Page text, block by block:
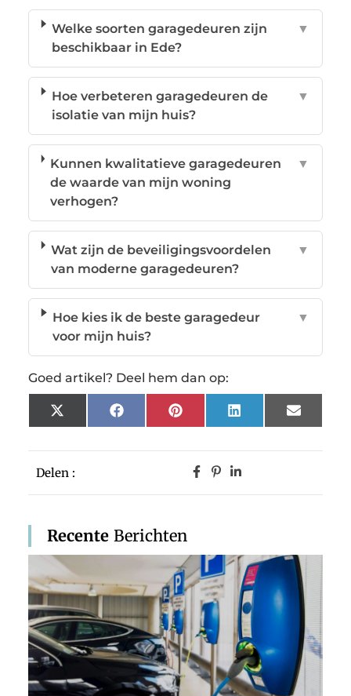
Delen :
Recente Berichten
Welke soorten garagedeuren zijn
beschikbaar in Ede?
▼
Hoe verbeteren garagedeuren de
isolatie van mijn huis?
▼
Kunnen kwalitatieve garagedeuren
de waarde van mijn woning
verhogen?
▼
Wat zijn de beveiligingsvoordelen
van moderne garagedeuren?
▼
Hoe kies ik de beste garagedeur
voor mijn huis?
▼
Goed artikel? Deel hem dan op:
X
(Twitter)
FacebookPinterestLinkedInEmail